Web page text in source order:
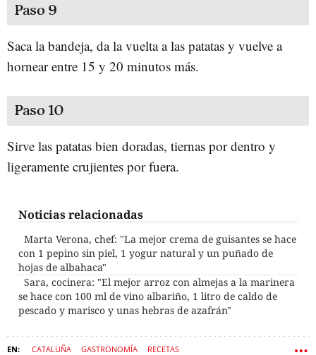
Paso 9
Saca la bandeja, da la vuelta a las patatas y vuelve a
hornear entre 15 y 20 minutos más.
Paso 10
Sirve las patatas bien doradas, tiernas por dentro y
ligeramente crujientes por fuera.
Noticias relacionadas
Marta Verona, chef: "La mejor crema de guisantes se hace
con 1 pepino sin piel, 1 yogur natural y un puñado de
hojas de albahaca"
Sara, cocinera: "El mejor arroz con almejas a la marinera
se hace con 100 ml de vino albariño, 1 litro de caldo de
pescado y marisco y unas hebras de azafrán"
CATALUÑA GASTRONOMÍA RECETAS